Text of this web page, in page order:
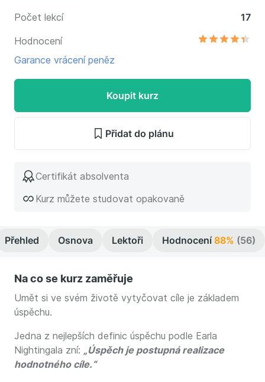
Počet lekcí
17
Hodnocení
Garance vrácení peněz
Koupit kurz
Přidat do plánu
Certifikát absolventa
Kurz můžete studovat opakovaně
Přehled Osnova Lektoři Hodnocení88% (56)
Na co se kurz zaměřuje
Umět si ve svém životě vytyčovat cíle je základem
úspěchu.
Jedna z nejlepších definic úspěchu podle Earla
Nightingala zní: „Úspěch je postupná realizace
hodnotného cíle.“